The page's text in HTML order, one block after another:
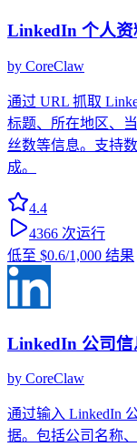
LinkedIn 个人
by CoreClaw
通过 URL 抓取
标题、所在地区、
丝数等信息。支持
成。
4.4
4366 次运行
低至 $0.6/1,000 结果
LinkedIn 公司
by CoreClaw
通过输入 LinkedIn
据。包括公司名称